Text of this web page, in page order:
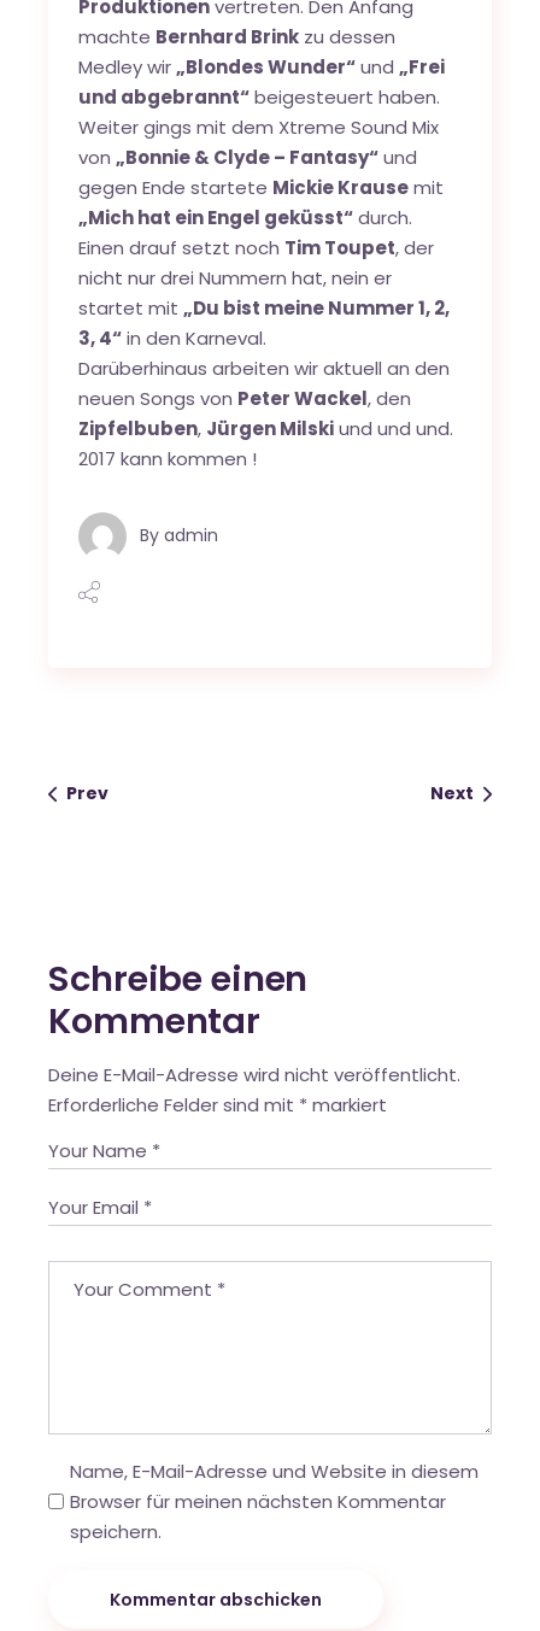
Produktionenvertreten. Den Anfang
machte Bernhard Brink zu dessen
Medley wir „Blondes Wunder“und „Frei
und abgebrannt“beigesteuert haben.
Weiter gings mit dem Xtreme Sound Mix
von „Bonnie & Clyde – Fantasy“und
gegen Ende startete Mickie Krausemit
„Mich hat ein Engel geküsst“durch.
Einen drauf setzt noch Tim Toupet, der
nicht nur drei Nummern hat, nein er
startet mit „Du bist meine Nummer 1, 2,
3, 4“in den Karneval.
Darüberhinaus arbeiten wir aktuell an den
neuen Songs von Peter Wackel, den
Zipfelbuben, Jürgen Milskiund und und.
2017 kann kommen !
By admin
Prev Next
Schreibe einen
Kommentar
Deine E-Mail-Adresse wird nicht veröffentlicht.
Erforderliche Felder sind mit * markiert
Name, E-Mail-Adresse und Website in diesem
Browser für meinen nächsten Kommentar
speichern.
Kommentar abschicken